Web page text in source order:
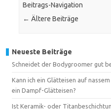
Beitrags-Navigation
← Ältere Beiträge
Neueste Beiträge
Schneidet der Bodygroomer gut
Kann ich ein Glätteisen auf
ein Dampf-Glätteisen?
Ist Keramik- oder